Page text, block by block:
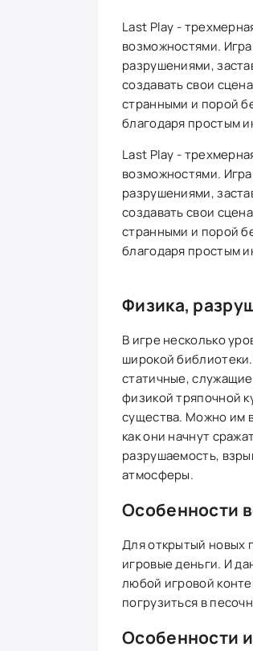
Last Play -
возможностями.
разрушениями,
создавать свои
странными и порой
благодаря простым
Last Play -
возможностями.
разрушениями,
создавать свои
странными и порой
благодаря простым
Физика,
В игре несколько
широкой
статичные,
физикой тряпочной
существа. Можно им
как они начнут
разрушаемость,
атмосферы.
Особенности
Для открытый новых
игровые деньги. И
любой игровой
погрузиться в
Особенности